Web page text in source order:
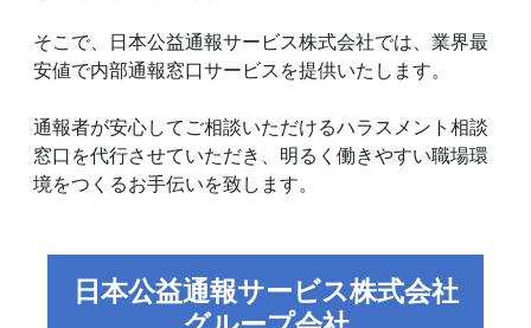
そこで、日本公益通報サービス株式会社では、業界最
安値で内部通報窓口サービスを提供いたします。
通報者が安心してご相談いただけるハラスメント相談
窓口を代行させていただき、明るく働きやすい職場環
境をつくるお手伝いを致します。
日本公益通報サービス株式会社